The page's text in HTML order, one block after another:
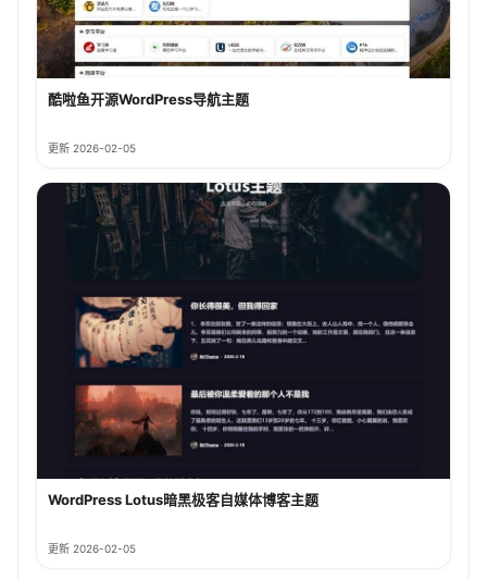
酷啦鱼开源WordPress导航主题
更新 2026-02-05
WordPress Lotus暗黑极客自媒体博客主题
更新 2026-02-05